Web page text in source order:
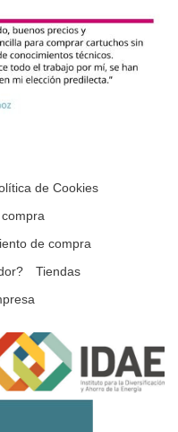
de Cookies
de compra
Tiendas